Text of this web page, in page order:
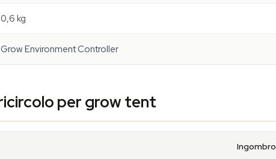
0,6 kg
Grow Environment Controller
per grow tent
Ingombro